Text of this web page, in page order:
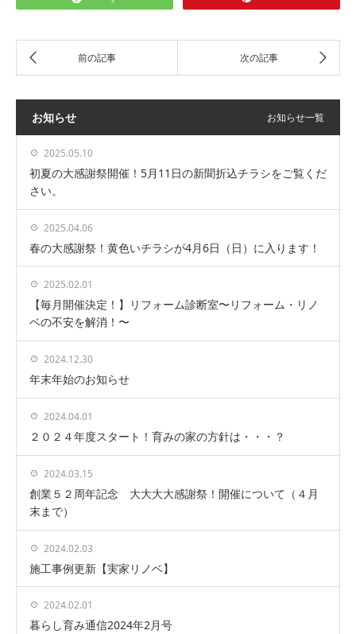
お知らせ お知らせ一覧
2025.05.10
初夏の大感謝祭開催！5月11日の新聞折込チラシをご覧くだ
さい。
2025.04.06
春の大感謝祭！黄色いチラシが4月6日（日）に入ります！
2025.02.01
【毎月開催決定！】リフォーム診断室〜リフォーム・リノ
ベの不安を解消！〜
2024.12.30
年末年始のお知らせ
2024.04.01
２０２４年度スタート！育みの家の方針は・・・？
2024.03.15
創業５２周年記念 大大大大感謝祭！開催について（４月
末まで）
2024.02.03
施工事例更新【実家リノベ】
2024.02.01
暮らし育み通信2024年2月号